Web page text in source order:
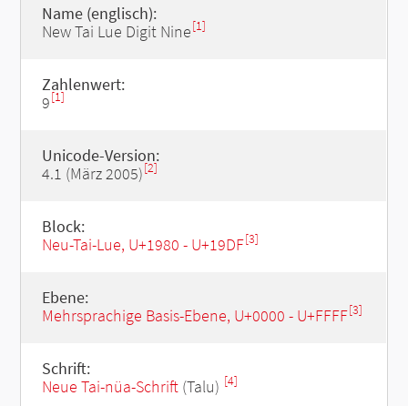
Name (englisch):
New Tai Lue Digit Nine[1]
Zahlenwert:
9[1]
Unicode-Version:
4.1 (März 2005)[2]
Block:
Neu-Tai-Lue, U+1980 - U+19DF[3]
Ebene:
Mehrsprachige Basis-Ebene, U+0000 - U+FFFF[3]
Schrift:
Neue Tai-nüa-Schrift(Talu) [4]